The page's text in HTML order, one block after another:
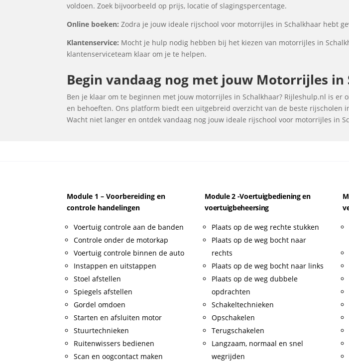
voldoen. Zoek bijvoorbeeld op prijs, locatie of slagingspercentage.
Online boeken: Zodra je jouw ideale rijschool voor motorrijles in Schalkhaar hebt
Klantenservice: Mocht je hulp nodig hebben bij het kiezen van motorrijles in
klantenserviceteam klaar om je te helpen.
Begin vandaag nog met jouw Motorrijles
Ben je klaar om te beginnen met jouw motorrijles in Schalkhaar? Rijleshulp.nl is
en behoeften. Ons platform biedt een uitgebreid overzicht van de beste
Wacht niet langer en ontdek vandaag nog jouw ideale rijschool voor motorrijles in
Module 1 – Voorbereiding en
controle handelingen
Voertuig controle aan de banden
Controle onder de motorkap
Voertuig controle binnen de auto
Instappen en uitstappen
Stoel afstellen
Spiegels afstellen
Gordel omdoen
Starten en afsluiten motor
Stuurtechnieken
Ruitenwissers bedienen
Scan en oogcontact maken
Module 2 -Voertuigbediening en
voertuigbeheersing
Plaats op de weg rechte stukken
Plaats op de weg bocht naar
rechts
Plaats op de weg bocht naar links
Plaats op de weg dubbele
opdrachten
Schakeltechnieken
Opschakelen
Terugschakelen
Langzaam, normaal en snel
wegrijden